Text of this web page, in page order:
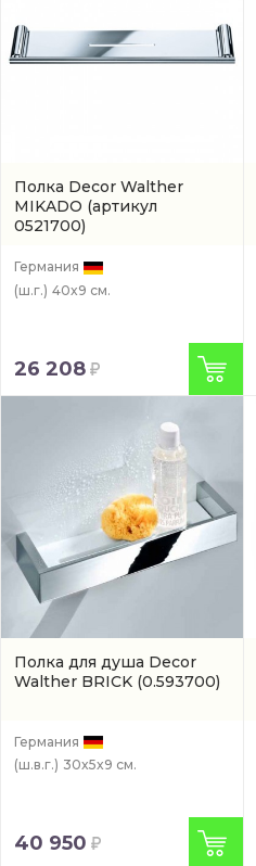
Полка Decor Walther
MIKADO (артикул
0521700)
Германия
(ш.г.) 40x9 см.
26 208
Полка для душа Decor
Walther BRICK (0.593700)
Германия
(ш.в.г.) 30x5x9 см.
40 950